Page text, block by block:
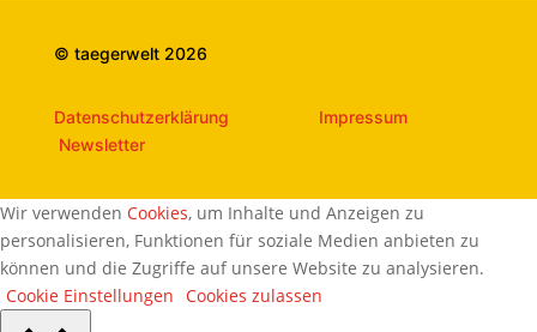
© taegerwelt 2026
Datenschutzerklärung
Impressum
Newsletter
Wir verwenden Cookies, um Inhalte und Anzeigen zu
personalisieren, Funktionen für soziale Medien anbieten zu
können und die Zugriffe auf unsere Website zu analysieren.
Cookie Einstellungen Cookies zulassen